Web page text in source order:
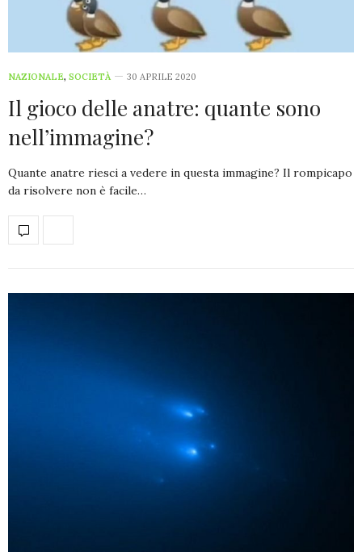
NAZIONALE, SOCIETÀ 30 APRILE 2020
Il gioco delle anatre: quante sono
nell’immagine?
Quante anatre riesci a vedere in questa immagine? Il rompicapo
da risolvere non è facile…